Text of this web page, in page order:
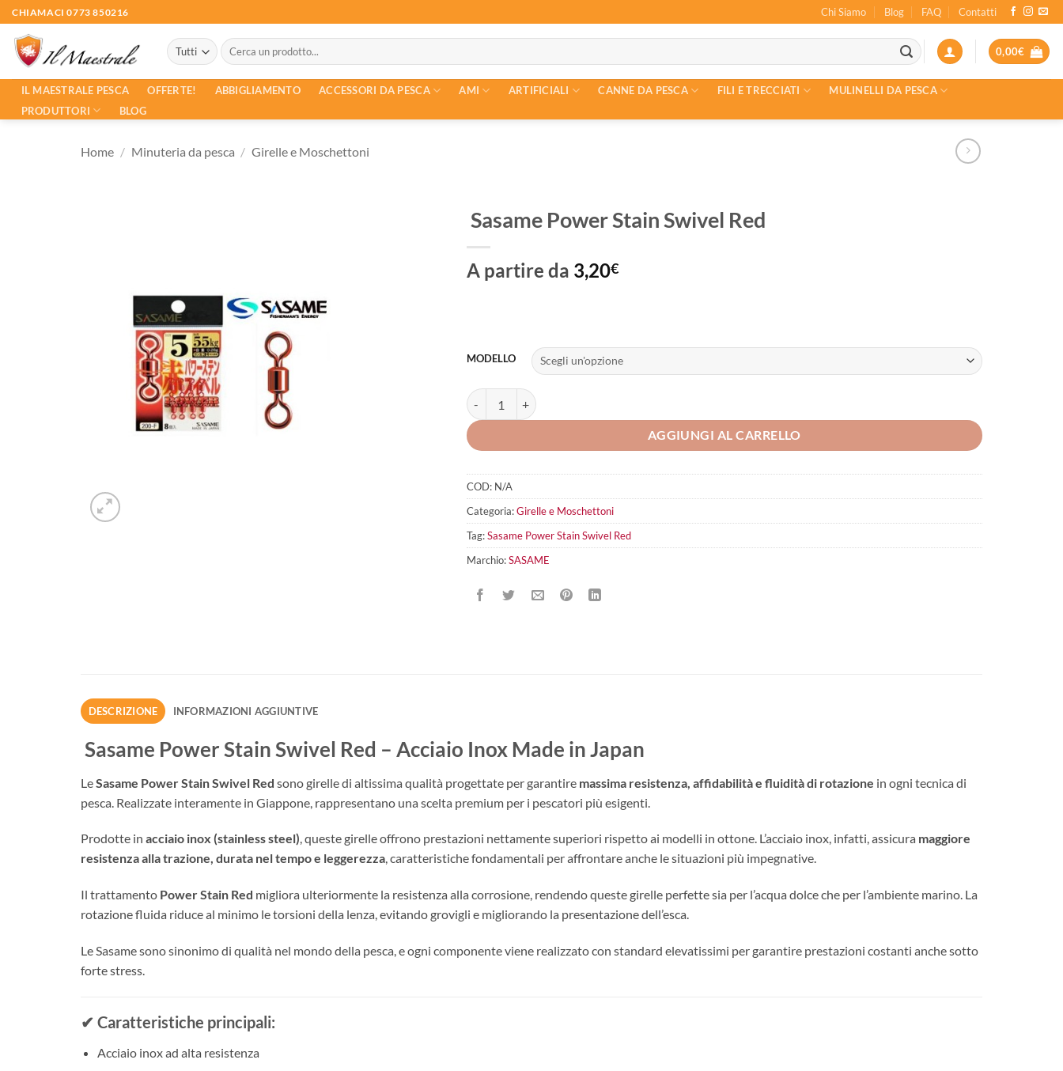
Salta
ai
contenuti
CHIAMACI 0773 850216 Chi Siamo Blog FAQ Contatti
Cerca:
0,00€
IL MAESTRALE PESCA OFFERTE! ABBIGLIAMENTO ACCESSORI DA PESCA AMI ARTIFICIALI CANNE DA PESCA FILI E TRECCIATI
MULINELLI DA PESCA
PRODUTTORI
BLOG
Home / Minuteria da pesca / Girelle e Moschettoni
Sasame Power Stain Swivel Red
A partire da 3,20€
MODELLO
Sasame Power Stain Swivel Red quantità
AGGIUNGI AL CARRELLO
COD: N/A
Categoria:Girelle e Moschettoni
Tag:Sasame Power Stain Swivel Red
Marchio:SASAME
DESCRIZIONE INFORMAZIONI AGGIUNTIVE
Sasame Power Stain Swivel Red – Acciaio Inox Made in Japan
LeSasame Power Stain Swivel Red sono girelle di altissima qualità progettate per garantire massima resistenza, affidabilità e fluidità di rotazione in ogni tecnica di
pesca. Realizzate interamente in Giappone, rappresentano una scelta premium per i pescatori più esigenti.
Prodotte in acciaio inox (stainless steel), queste girelle offrono prestazioni nettamente superiori rispetto ai modelli in ottone. L’acciaio inox, infatti, assicura maggiore
resistenza alla trazione, durata nel tempo e leggerezza, caratteristiche fondamentali per affrontare anche le situazioni più impegnative.
Il trattamento Power Stain Red migliora ulteriormente la resistenza alla corrosione, rendendo queste girelle perfette sia per l’acqua dolce che per l’ambiente marino. La
rotazione fluida riduce al minimo le torsioni della lenza, evitando grovigli e migliorando la presentazione dell’esca.
Le Sasame sono sinonimo di qualità nel mondo della pesca, e ogni componente viene realizzato con standard elevatissimi per garantire prestazioni costanti anche sotto
forte stress.
✔ Caratteristiche principali:
Acciaio inox ad alta resistenza